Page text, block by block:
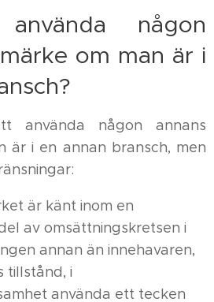
någon
om man är i
använda någon annans
är i en annan bransch, men
är känt inom en
av omsättningskretsen i
annan än innehavaren,
tillstånd, i
använda ett tecken